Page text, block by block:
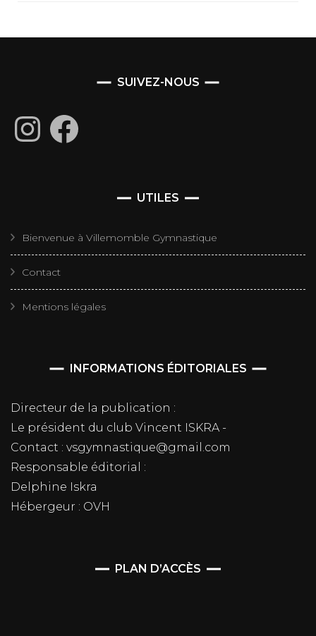
SUIVEZ-NOUS
InstagramFacebook
UTILES
Bienvenue à Villemomble Gymnastique
Contact
Mentions légales
INFORMATIONS ÉDITORIALES
Directeur de la publication :
Le président du club Vincent ISKRA -
Contact : vsgymnastique@gmail.com
Responsable éditorial :
Delphine Iskra
Hébergeur : OVH
PLAN D’ACCÈS